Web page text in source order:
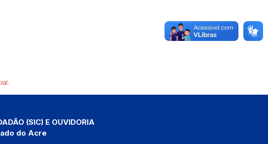
(SIC) E OUVIDORIA
do Acre